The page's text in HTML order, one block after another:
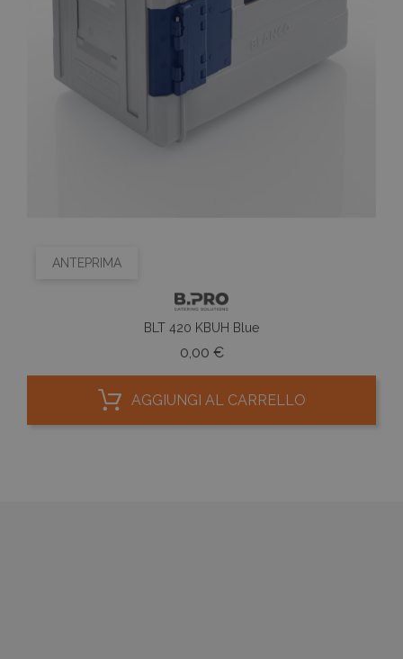
ANTEPRIMA
BLT 420 KBUH Blue
0,00 €Prezzo
AGGIUNGI AL CARRELLO